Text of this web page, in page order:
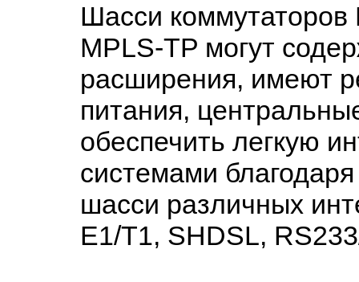
Шасси коммутаторов
MPLS-TP могут
расширения, имеют
питания,
обеспечить легкую
системами
шасси различных
E1/T1, SHDSL,